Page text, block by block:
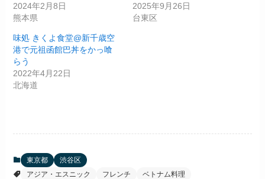
2024年2月8日
熊本県
2025年9月26日
台東区
味処 きくよ食堂@新千歳空
港で元祖函館巴丼をかっ喰
らう
2022年4月22日
北海道
東京都
渋谷区
アジア・エスニック
フレンチ ベトナム料理